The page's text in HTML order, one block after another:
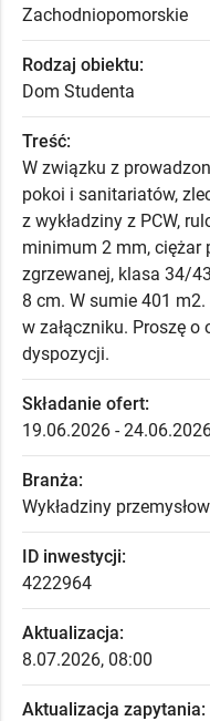
Zachodniopomorskie
Rodzaj obiektu:
Dom Studenta
Treść:
W związku z
pokoi i sanitariatów,
z wykładziny z PCW,
minimum 2 mm, ciężar
zgrzewanej, klasa 34/
8 cm. W sumie 401
w załączniku. Proszę
dyspozycji.
Składanie ofert:
19.06.2026 -
Branża:
Wykładziny
ID inwestycji:
4222964
Aktualizacja:
8.07.2026, 08:00
Aktualizacja zapytania: